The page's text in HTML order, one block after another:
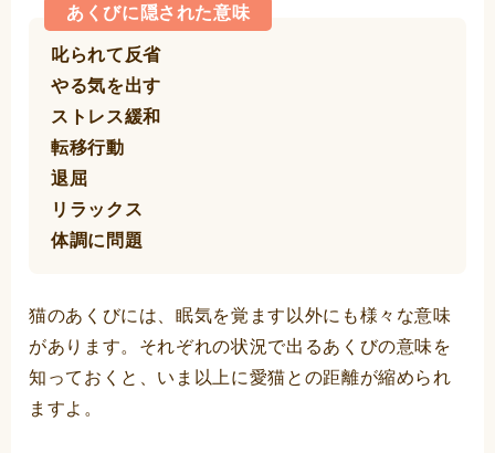
あくびに隠された意味
叱られて反省
やる気を出す
ストレス緩和
転移行動
退屈
リラックス
体調に問題
猫のあくびには、眠気を覚ます以外にも様々な意味
があります。それぞれの状況で出るあくびの意味を
知っておくと、いま以上に愛猫との距離が縮められ
ますよ。